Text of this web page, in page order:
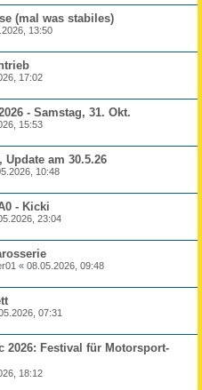
(mal was stabiles)
13:50
17:02
- Samstag, 31. Okt.
15:53
am 30.5.26
10:48
- Kicki
23:04
« 08.05.2026, 09:48
07:31
2026: Festival für Motorsport-
18:12